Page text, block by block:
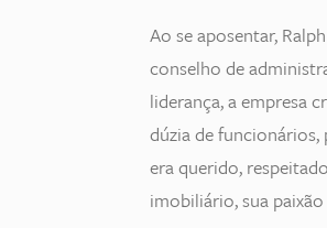
Ao se aposentar,
conselho de
liderança, a empresa
dúzia de funcionários,
era querido,
imobiliário, sua